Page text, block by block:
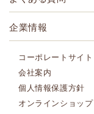
企業情報
コーポレートサイト
会社案内
個人情報保護方針
オンラインショップ